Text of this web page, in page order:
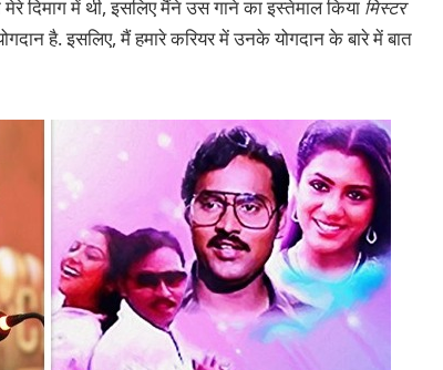
दिमाग में थी, इसलिए मैंने उस गाने का इस्तेमाल किया मिस्टर
है. इसलिए, मैं हमारे करियर में उनके योगदान के बारे में बात